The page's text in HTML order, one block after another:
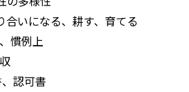
合いになる、耕す、育てる
慣例上
認可書